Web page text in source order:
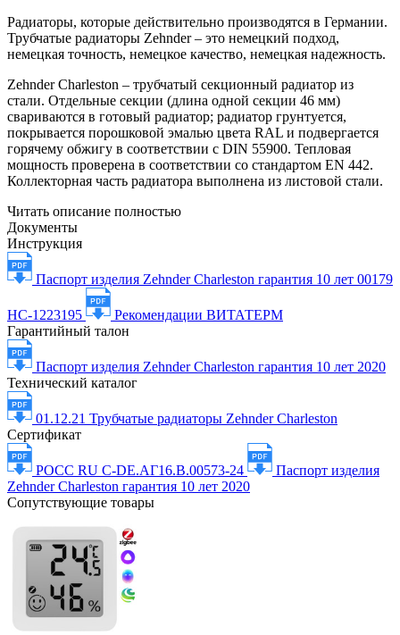
Радиаторы, которые действительно производятся в Германии.
Трубчатые радиаторы Zehnder – это немецкий подход,
немецкая точность, немецкое качество, немецкая надежность.
Zehnder Charleston – трубчатый секционный радиатор из
стали. Отдельные секции (длина одной секции 46 мм)
свариваются в готовый радиатор; радиатор грунтуется,
покрывается порошковой эмалью цвета RAL и подвергается
горячему обжигу в соответствии с DIN 55900. Тепловая
мощность проверена в соответствии со стандартом EN 442.
Коллекторная часть радиатора выполнена из листовой стали.
Читать описание полностью
Документы
Инструкция
Паспорт изделия Zehnder Charleston гарантия 10 лет 00179
НС-1223195
Рекомендации ВИТАТЕРМ
Гарантийный талон
Паспорт изделия Zehnder Charleston гарантия 10 лет 2020
Технический каталог
01.12.21 Трубчатые радиаторы Zehnder Charleston
Сертификат
РОСС RU С-DE.АГ16.В.00573-24
Паспорт изделия
Zehnder Charleston гарантия 10 лет 2020
Сопутствующие товары